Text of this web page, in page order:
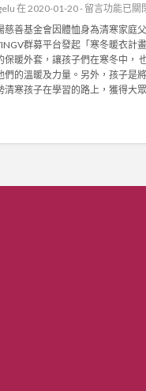
助
共
好
〉
中
集
配
戴
近
視
眼
〉
在 2020-01-20 - 在
〈
助
清
寒
弱
勢
寒
衣
留言功能已關
慈善基金會因體恤身為清寒家庭
群募平台發起「寒冬暖衣計
保暖外套，讓孩子們在寒冬中，
們的溫暖及力量。另外，孩子是
清寒孩子在學習的路上，獲得大